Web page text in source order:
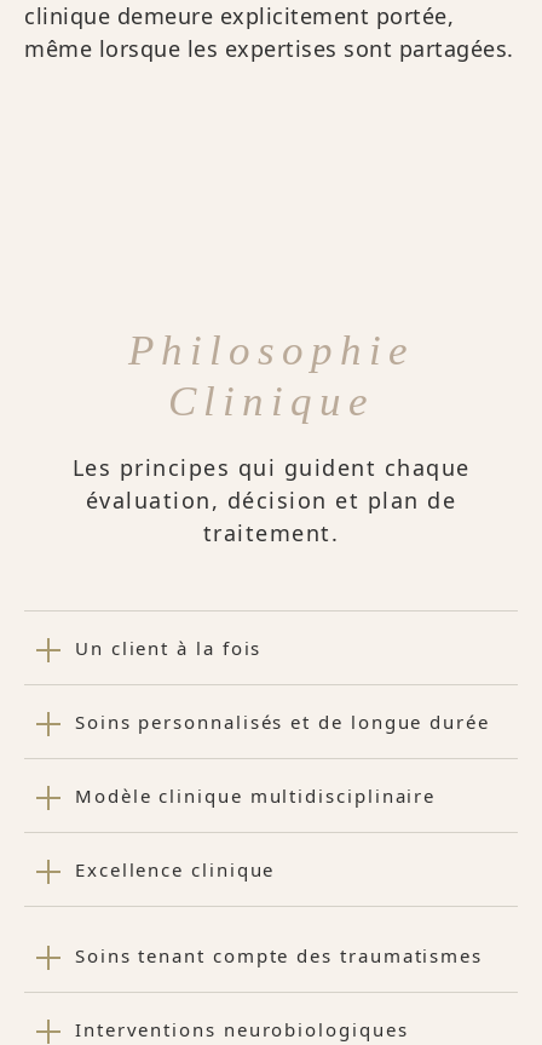
clinique demeure explicitement portée,
même lorsque les expertises sont partagées.
Philosophie
Clinique
Les principes qui guident chaque
évaluation, décision et plan de
traitement.
Un client à la fois
Soins personnalisés et de longue durée
Modèle clinique multidisciplinaire
Excellence clinique
Soins tenant compte des traumatismes
Interventions neurobiologiques